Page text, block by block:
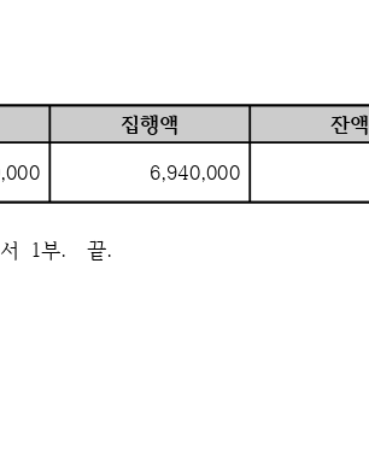
1 부 끝.
집행액 잔액
6,940,000